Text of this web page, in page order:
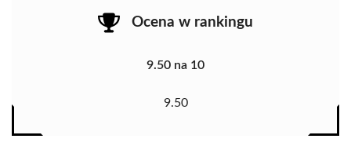
Ocena w rankingu
9.50 na 10
9.50